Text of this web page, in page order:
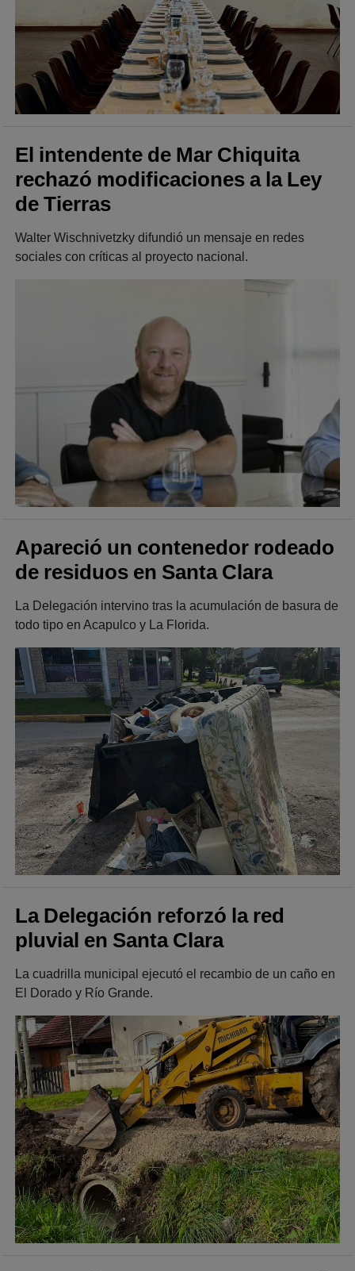
El intendente de Mar Chiquita
rechazó modificaciones a la Ley
de Tierras
Walter Wischnivetzky difundió un mensaje en redes
sociales con críticas al proyecto nacional.
Apareció un contenedor rodeado
de residuos en Santa Clara
La Delegación intervino tras la acumulación de basura de
todo tipo en Acapulco y La Florida.
La Delegación reforzó la red
pluvial en Santa Clara
La cuadrilla municipal ejecutó el recambio de un caño en
El Dorado y Río Grande.